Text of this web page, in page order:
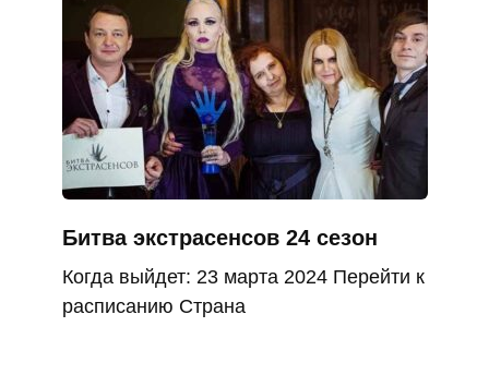
Битва экстрасенсов 24 сезон
Когда выйдет: 23 марта 2024 Перейти к
расписанию Страна